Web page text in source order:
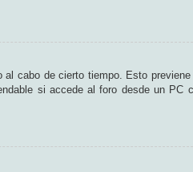
cabo de cierto tiempo. Esto
si accede al foro desde un PC